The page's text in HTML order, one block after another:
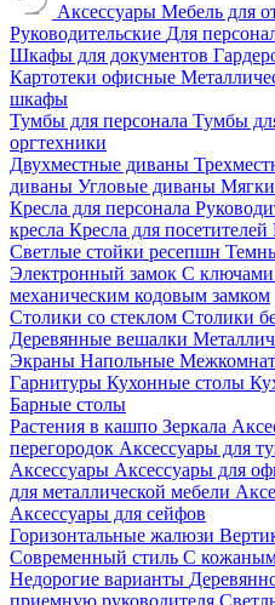
Аксессуары Мебель для
Руководительские Для
Шкафы для документов
Картотеки офисные
шкафы
Тумбы для персонала Тумбы
оргтехники
Двухместные диваны
диваны Угловые диваны
Кресла для персонала
кресла Кресла для посетителей
Светлые стойки ресепшн
Электронный замок С ключами
механическим кодовым замком
Столики со стеклом Столики
Деревянные вешалки
Экраны Напольные
Гарнитуры Кухонные столы
Барные столы
Растения в кашпо Зеркала
перегородок Аксессуары для
Аксессуары Аксессуары для
для металлической мебели
Аксессуары для сейфов
Горизонтальные жалюзи
Современный стиль С
Недорогие варианты
приемную руководителя